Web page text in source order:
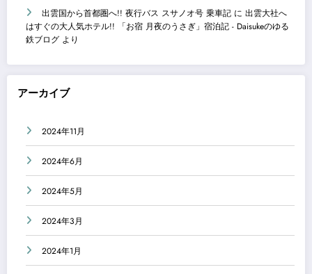
出雲国から首都圏へ!! 夜行バス スサノオ号 乗車記 に 出雲大社へ
はすぐの大人気ホテル!! 「お宿 月夜のうさぎ」宿泊記 - Daisukeのゆる
鉄ブログ より
アーカイブ
2024年11月
2024年6月
2024年5月
2024年3月
2024年1月